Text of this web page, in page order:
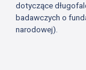
dotyczące
badawczych o
narodowej).